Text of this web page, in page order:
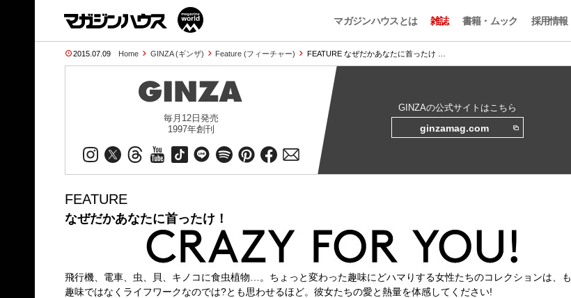
マガジンハウスとは 雑誌 書籍・ムック 採用情報
2015.07.09 Home GINZA (ギンザ) Feature (フィーチャー) FEATURE なぜだかあなたに首ったけ …
毎月12日発売
1997年創刊
GINZAの公式サイトはこちら
ginzamag.com
FEATURE
なぜだかあなたに首ったけ！
飛行機、電車、虫、貝、キノコに食虫植物…。ちょっと変わった趣味にどハマりする女性たちのコレクションは、
趣味ではなくライフワークなのでは?とも思わせるほど。彼女たちの愛と熱量を体感してください!